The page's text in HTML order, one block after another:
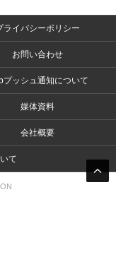
ライバシーポリシー
お問い合わせ
プッシュ通知について
媒体資料
会社概要
て